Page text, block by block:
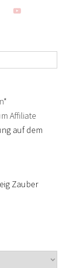
Affiliate
auf dem